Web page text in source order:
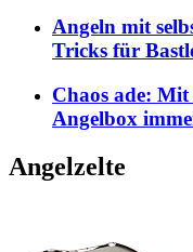
Angeln mit
Tricks für
Chaos ade:
Angelbox
Angelzelte